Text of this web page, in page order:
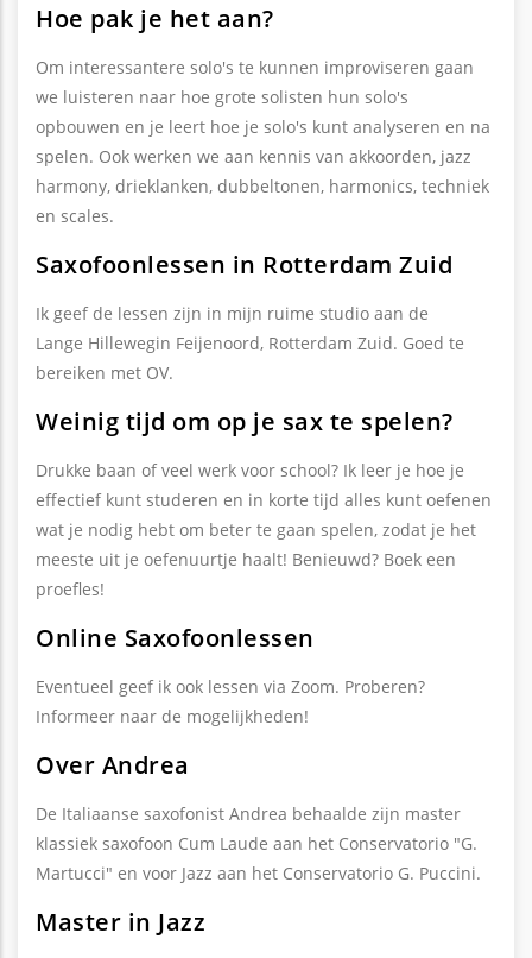
Hoe pak je het aan?
Om interessantere solo's te kunnen improviseren gaan
we luisteren naar hoe grote solisten hun solo's
opbouwen en je leert hoe je solo's kunt analyseren en na
spelen. Ook werken we aan kennis van akkoorden, jazz
harmony, drieklanken, dubbeltonen, harmonics, techniek
en scales.
Saxofoonlessen in Rotterdam Zuid
Ik geef de lessen zijn in mijn ruime studio aan de
Lange Hillewegin Feijenoord, Rotterdam Zuid. Goed te
bereiken met OV.
Weinig tijd om op je sax te spelen?
Drukke baan of veel werk voor school? Ik leer je hoe je
effectief kunt studeren en in korte tijd alles kunt oefenen
wat je nodig hebt om beter te gaan spelen, zodat je het
meeste uit je oefenuurtje haalt! Benieuwd? Boek een
proefles!
Online Saxofoonlessen
Eventueel geef ik ook lessen via Zoom. Proberen?
Informeer naar de mogelijkheden!
Over Andrea
De Italiaanse saxofonist Andrea behaalde zijn master
klassiek saxofoon Cum Laude aan het Conservatorio "G.
Martucci" en voor Jazz aan het Conservatorio G. Puccini.
Master in Jazz